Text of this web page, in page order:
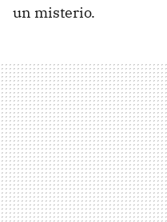
un misterio.